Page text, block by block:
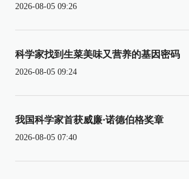
2026-08-05 09:26
科学家找到生菜美味又营养的基因密码
2026-08-05 09:24
我国科学家首获威廉·诺德伯格奖章
2026-08-05 07:40